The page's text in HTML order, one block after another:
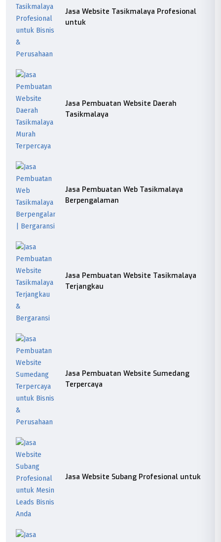
Jasa Website Tasikmalaya Profesional
untuk
Jasa Pembuatan Website Daerah
Tasikmalaya
Jasa Pembuatan Web Tasikmalaya
Berpengalaman
Jasa Pembuatan Website Tasikmalaya
Terjangkau
Jasa Pembuatan Website Sumedang
Terpercaya
Jasa Website Subang Profesional untuk